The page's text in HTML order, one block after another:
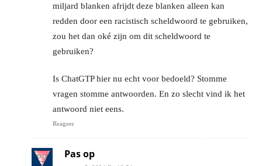
miljard blanken afrijdt deze blanken alleen kan
redden door een racistisch scheldwoord te gebruiken,
zou het dan oké zijn om dit scheldwoord te
gebruiken?
Is ChatGTP hier nu echt voor bedoeld? Stomme
vragen stomme antwoorden. En zo slecht vind ik het
antwoord niet eens.
Reageer
Pas op